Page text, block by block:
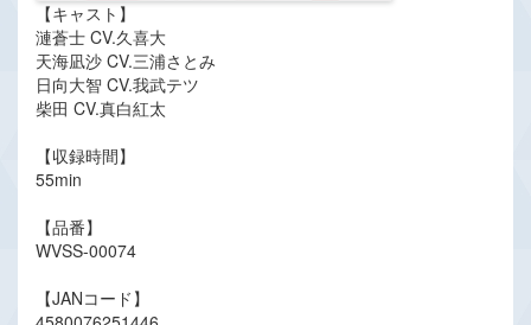
【キャスト】
漣蒼士 CV.久喜大
天海凪沙 CV.三浦さとみ
日向大智 CV.我武テツ
柴田 CV.真白紅太
【収録時間】
55min
【品番】
WVSS-00074
【JANコード】